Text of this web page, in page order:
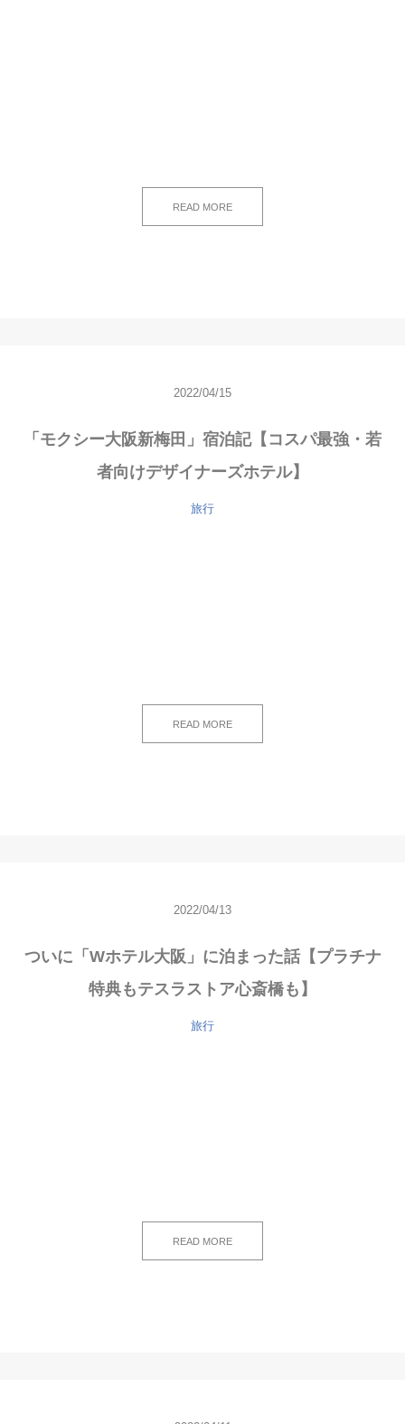
READ MORE
2022/04/15
「モクシー大阪新梅田」宿泊記【コスパ最強・若
者向けデザイナーズホテル】
旅行
READ MORE
2022/04/13
ついに「Wホテル大阪」に泊まった話【プラチナ
特典もテスラストア心斎橋も】
旅行
READ MORE